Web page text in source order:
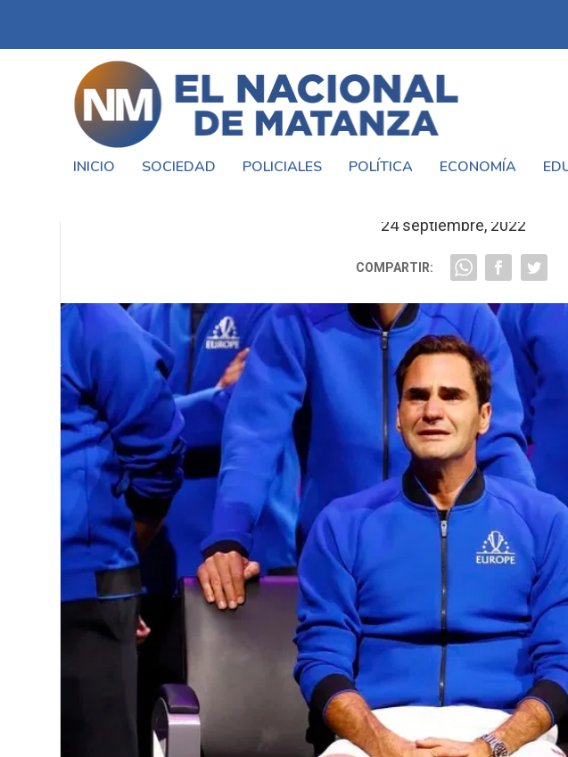
INICIO SOCIEDAD POLICIALES POLÍTICA ECONOMÍA
24 septiembre, 2022
COMPARTIR: